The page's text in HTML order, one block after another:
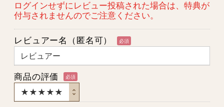
ログインせずにレビュー投稿された場合は、特典が
付与されませんのでご注意ください。
レビュアー名（匿名可） 必須
商品の評価 必須